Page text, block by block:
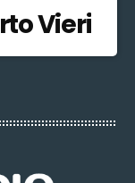
Vieri